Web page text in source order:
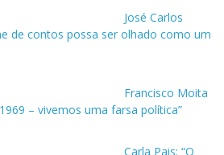
José Carlos
de contos possa ser olhado como um
Francisco Moita
– vivemos uma farsa política”
Carla Pais: “O